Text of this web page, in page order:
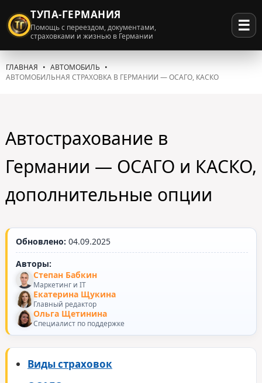
ТУПА-ГЕРМАНИЯ
Помощь с переездом, документами,
страховками и жизнью в Германии
☰
ГЛАВНАЯ
АВТОМОБИЛЬ
АВТОМОБИЛЬНАЯ СТРАХОВКА В ГЕРМАНИИ — ОСАГО, КАСКО
Автострахование в
Германии — ОСАГО и КАСКО,
дополнительные опции
Обновлено: 04.09.2025
Авторы:
Степан Бабкин
Маркетинг и IT
Екатерина Щукина
Главный редактор
Ольга Щетинина
Специалист по поддержке
Виды страховок